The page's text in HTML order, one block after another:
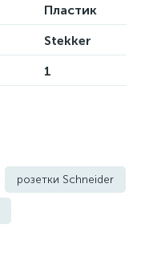
Пластик
Stekker
1
розетки Schneider